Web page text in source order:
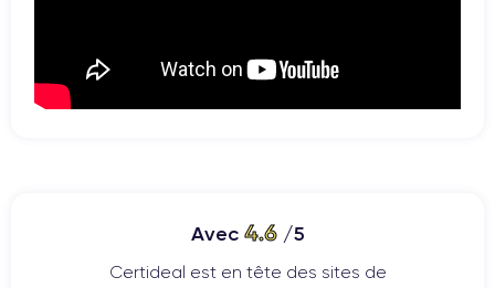
Avec 4.6/5
Certideal est en tête des sites de